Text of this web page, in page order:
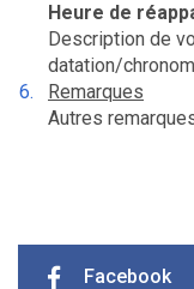
Heure de
Description de
datation/
Remarques
Autres
Facebook